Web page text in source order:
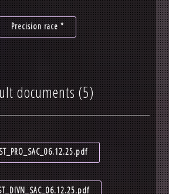
Precision race *
documents (5)